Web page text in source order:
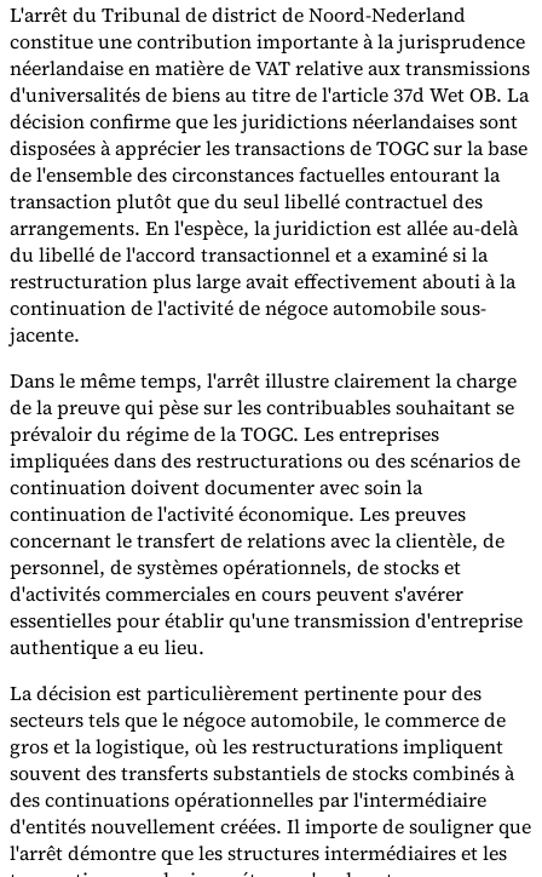
L'arrêt du Tribunal de district de Noord-Nederland
constitue une contribution importante à la jurisprudence
néerlandaise en matière de VAT relative aux transmissions
d'universalités de biens au titre de l'article 37d Wet OB. La
décision confirme que les juridictions néerlandaises sont
disposées à apprécier les transactions de TOGC sur la base
de l'ensemble des circonstances factuelles entourant la
transaction plutôt que du seul libellé contractuel des
arrangements. En l'espèce, la juridiction est allée au-delà
du libellé de l'accord transactionnel et a examiné si la
restructuration plus large avait effectivement abouti à la
continuation de l'activité de négoce automobile sous-
jacente.
Dans le même temps, l'arrêt illustre clairement la charge
de la preuve qui pèse sur les contribuables souhaitant se
prévaloir du régime de la TOGC. Les entreprises
impliquées dans des restructurations ou des scénarios de
continuation doivent documenter avec soin la
continuation de l'activité économique. Les preuves
concernant le transfert de relations avec la clientèle, de
personnel, de systèmes opérationnels, de stocks et
d'activités commerciales en cours peuvent s'avérer
essentielles pour établir qu'une transmission d'entreprise
authentique a eu lieu.
La décision est particulièrement pertinente pour des
secteurs tels que le négoce automobile, le commerce de
gros et la logistique, où les restructurations impliquent
souvent des transferts substantiels de stocks combinés à
des continuations opérationnelles par l'intermédiaire
d'entités nouvellement créées. Il importe de souligner que
l'arrêt démontre que les structures intermédiaires et les